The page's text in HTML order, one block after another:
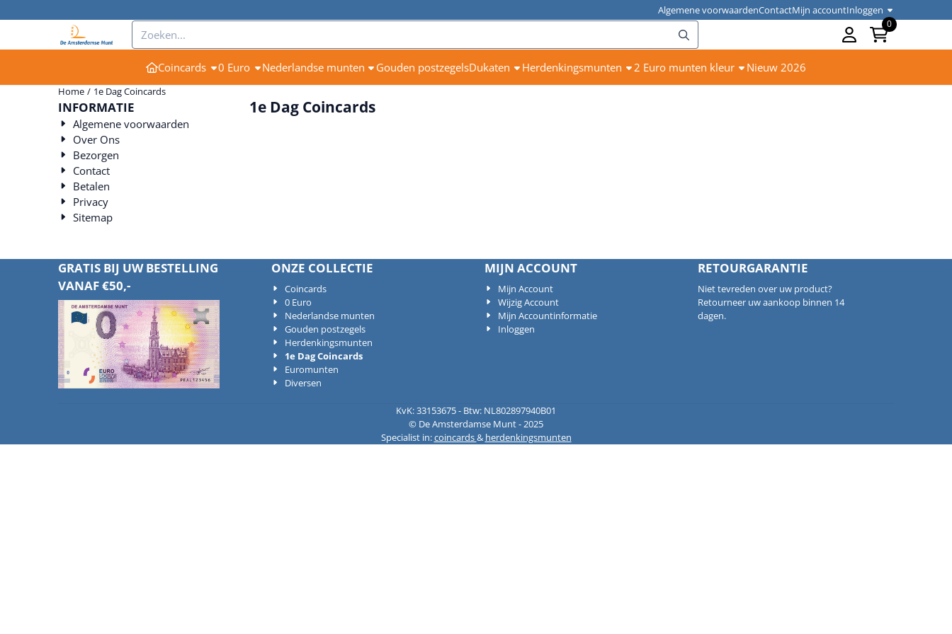
Algemene voorwaardenContactMijn accountInloggen
Zoeken 0
Coincards 0 Euro Nederlandse munten Gouden postzegelsDukaten Herdenkingsmunten 2 Euro munten kleur Nieuw 2026
Home / 1e Dag Coincards
INFORMATIE
Algemene voorwaarden
Over Ons
Bezorgen
Contact
Betalen
Privacy
Sitemap
1e Dag Coincards
GRATIS BIJ UW BESTELLING
VANAF €50,-
ONZE COLLECTIE
Coincards
0 Euro
Nederlandse munten
Gouden postzegels
Herdenkingsmunten
1e Dag Coincards
Euromunten
Diversen
MIJN ACCOUNT
Mijn Account
Wijzig Account
Mijn Accountinformatie
Inloggen
RETOURGARANTIE
Niet tevreden over uw product?
Retourneer uw aankoop binnen 14
dagen.
KvK: 33153675 - Btw: NL802897940B01
© De Amsterdamse Munt - 2025
Specialist in:coincards& herdenkingsmunten